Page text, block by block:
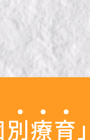
療育 」